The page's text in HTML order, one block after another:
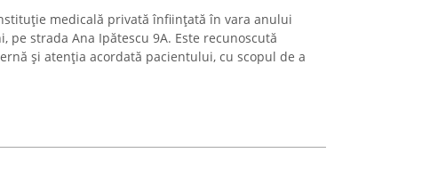
medicală privată înființată în vara anului
pe strada Ana Ipătescu 9A. Este recunoscută
și atenția acordată pacientului, cu scopul de a